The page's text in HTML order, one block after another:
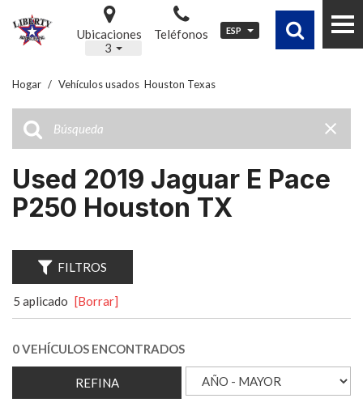
Ubicaciones
3
Teléfonos ESP
Hogar / Vehículos usados ​ Houston Texas
Used 2019 Jaguar E Pace
P250 Houston TX
FILTROS
5 aplicado [Borrar]
0 VEHÍCULOS ENCONTRADOS
REFINA